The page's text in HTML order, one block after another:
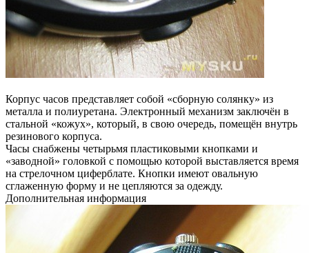
Корпус часов представляет собой «сборную солянку» из
металла и полиуретана. Электронный механизм заключён в
стальной «кожух», который, в свою очередь, помещён внутрь
резинового корпуса.
Часы снабжены четырьмя пластиковыми кнопками и
«заводной» головкой с помощью которой выставляется время
на стрелочном циферблате. Кнопки имеют овальную
сглаженную форму и не цепляются за одежду.
Дополнительная информация